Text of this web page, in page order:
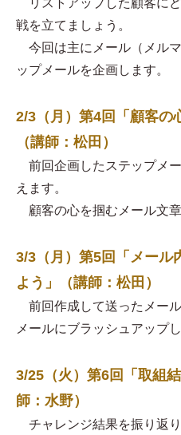
リストアップした顧客に
戦を立てましょう。
今回は主にメール（メル
ップメールを企画します。
2/3（月）第4回「顧客の
（講師：松田）
前回企画したステップメ
えます。
顧客の心を掴むメール文章
3/3（月）第5回「メール
よう」（講師：松田）
前回作成して送ったメー
メールにブラッシュアップし
3/25（火）第6回「取組
師：水野）
チャレンジ結果を振り返